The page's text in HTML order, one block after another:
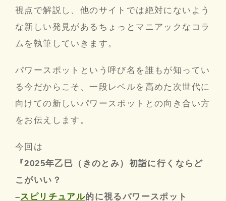
視点で解説し、他のサイトでは絶対にないよう
な新しい発見があるちょっとマニアックなコラ
ムを執筆していきます。
パワースポットという呼び名を誰もが知ってい
る今だからこそ、一段レベルを高めた次世代に
向けての新しいパワースポットとの向き合い方
をお伝えします。
今回は
『2025年乙巳（きのとみ）初詣に行くならど
こがいい？
–スピリチュアル的に視るパワースポット